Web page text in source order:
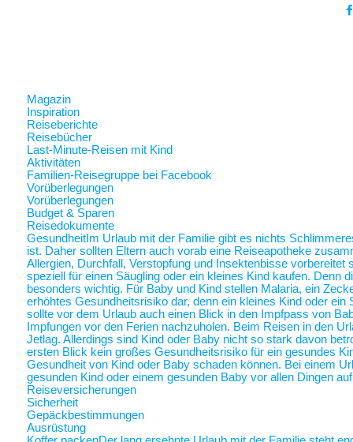
Magazin
Inspiration
Reiseberichte
Reisebücher
Last-Minute-Reisen mit Kind
Aktivitäten
Familien-Reisegruppe bei Facebook
Vorüberlegungen
Vorüberlegungen
Budget & Sparen
Reisedokumente
Gesundheit Im Urlaub mit der Familie gibt es nichts
ist. Daher sollten Eltern auch vorab eine Reiseapotheke
Allergien, Durchfall, Verstopfung und Insektenbisse
speziell für einen Säugling oder ein kleines Kind kaufen. Denn
besonders wichtig. Für Baby und Kind stellen Malaria, ein
erhöhtes Gesundheitsrisiko dar, denn ein kleines Kind oder
sollte vor dem Urlaub auch einen Blick in den Impfpass von
Impfungen vor den Ferien nachzuholen. Beim Reisen in den
Jetlag. Allerdings sind Kind oder Baby nicht so stark davon
ersten Blick kein großes Gesundheitsrisiko für ein gesundes
Gesundheit von Kind oder Baby schaden können. Bei einem
gesunden Kind oder einem gesunden Baby vor allen Dingen
Reiseversicherungen
Sicherheit
Gepäckbestimmungen
Ausrüstung